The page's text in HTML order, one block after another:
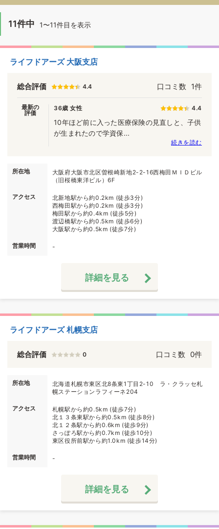
11件中 1〜11件目を表示
ライフドアーズ 大阪支店
総合評価 4.4 口コミ数 1件
最新の
評価
36歳 女性 4.4
10年ほど前に入った医療保険の見直しと、子供
が生まれたので学資保...
続きを読む
所在地
大阪府大阪市北区曽根崎新地2-2-16西梅田ＭＩＤビル
（旧桜橋東洋ビル）6F
アクセス
北新地駅から約0.2km (徒歩3分)
西梅田駅から約0.2km (徒歩3分)
梅田駅から約0.4km (徒歩5分)
渡辺橋駅から約0.5km (徒歩6分)
大阪駅から約0.5km (徒歩7分)
営業時間 -
詳細を見る
ライフドアーズ 札幌支店
総合評価 0 口コミ数 0件
所在地
北海道札幌市東区北8条東1丁目2-10 ラ・クラッセ札
幌ステーションラフィーネ204
アクセス
札幌駅から約0.5km (徒歩7分)
北１３条東駅から約0.5km (徒歩8分)
北１２条駅から約0.6km (徒歩9分)
さっぽろ駅から約0.7km (徒歩10分)
東区役所前駅から約1.0km (徒歩14分)
営業時間 -
詳細を見る